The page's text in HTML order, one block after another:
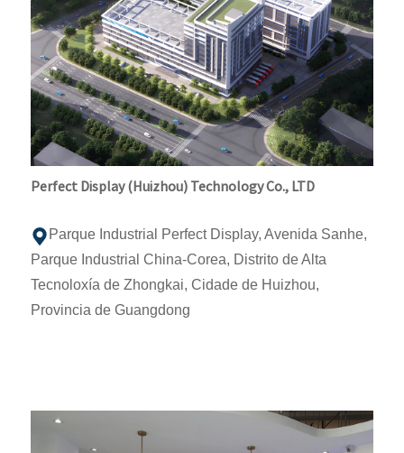
Perfect Display (Huizhou) Technology Co., LTD
Parque Industrial Perfect Display, Avenida Sanhe,
Parque Industrial China-Corea, Distrito de Alta
Tecnoloxía de Zhongkai, Cidade de Huizhou,
Provincia de Guangdong